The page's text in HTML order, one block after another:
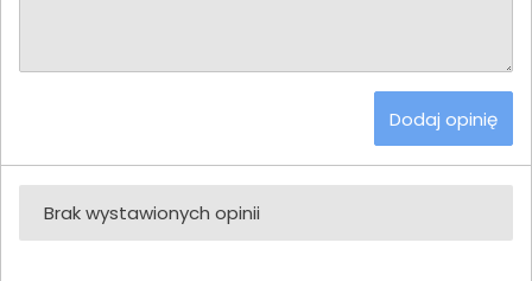
Dodaj opinię
Brak wystawionych opinii